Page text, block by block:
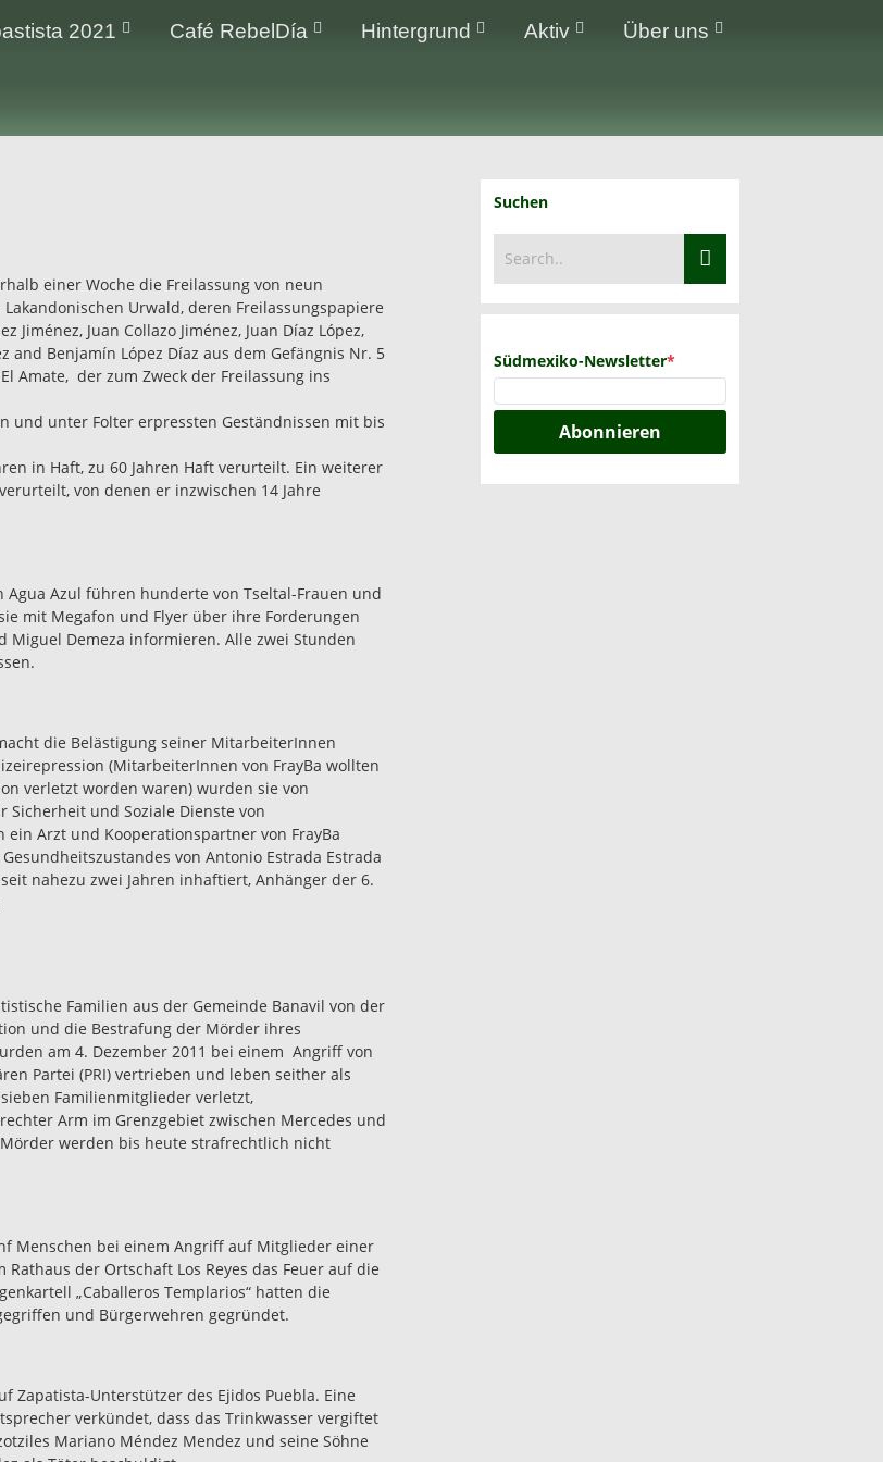
2021 Café RebelDía Hintergrund Aktiv Über uns
einer Woche die Freilassung von neun
Urwald, deren Freilassungspapiere
Juan Collazo Jiménez, Juan Díaz López,
and Benjamín López Díaz aus dem Gefängnis Nr. 5
Amate, der zum Zweck der Freilassung ins
und unter Folter erpressten Geständnissen mit bis
in Haft, zu 60 Jahren Haft verurteilt. Ein weiterer
von denen er inzwischen 14 Jahre
Azul führen hunderte von Tseltal-Frauen und
mit Megafon und Flyer über ihre Forderungen
Miguel Demeza informieren. Alle zwei Stunden
die Belästigung seiner MitarbeiterInnen
(MitarbeiterInnen von FrayBa wollten
verletzt worden waren) wurden sie von
Sicherheit und Soziale Dienste von
Arzt und Kooperationspartner von FrayBa
von Antonio Estrada Estrada
nahezu zwei Jahren inhaftiert, Anhänger der 6.
Familien aus der Gemeinde Banavil von der
und die Bestrafung der Mörder ihres
am 4. Dezember 2011 bei einem Angriff von
Partei (PRI) vertrieben und leben seither als
Familienmitglieder verletzt,
Arm im Grenzgebiet zwischen Mercedes und
werden bis heute strafrechtlich nicht
Menschen bei einem Angriff auf Mitglieder einer
der Ortschaft Los Reyes das Feuer auf die
„Caballeros Templarios“ hatten die
und Bürgerwehren gegründet.
Zapatista-Unterstützer des Ejidos Puebla. Eine
verkündet, dass das Trinkwasser vergiftet
Mariano Méndez Mendez und seine Söhne
Suchen
Südmexiko-Newsletter*
Abonnieren